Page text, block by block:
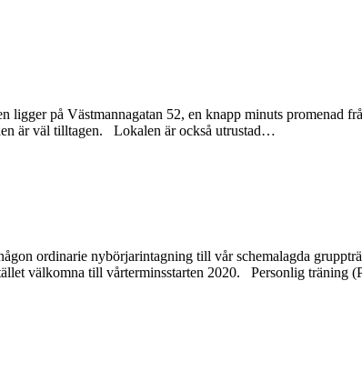
på Västmannagatan 52, en knapp minuts promenad
är väl tilltagen. Lokalen är också utrustad…
ordinarie nybörjarintagning till vår schemalagda
välkomna till vårterminsstarten 2020. Personlig